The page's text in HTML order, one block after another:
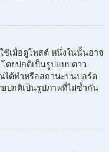
ช้เมื่อดูโพสต์ หนึ่งในนั้นอาจ
ดยปกติเป็นรูปแบบดาว
ได้ทำหรือสถานะบนบอร์ด
ปกติเป็นรูปภาพที่ไม่ซ้ำกัน